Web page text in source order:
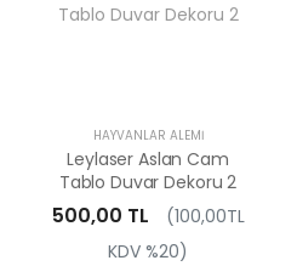
HAYVANLAR ALEMI
Leylaser Aslan Cam
Tablo Duvar Dekoru 2
500,00 TL
(100,00TL
KDV %20)